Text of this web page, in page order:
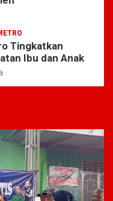
Tingkatkan
Ibu dan Anak